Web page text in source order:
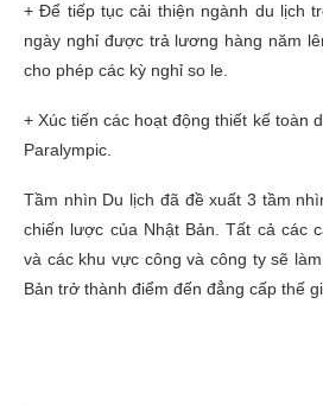
+ Để tiếp tục cải thiện ngành du lịch
ngày nghỉ được trả lương hàng năm
cho phép các kỳ nghỉ so le.
+ Xúc tiến các hoạt động thiết kế toàn
Paralympic.
Tầm nhìn Du lịch đã đề xuất 3 tầm
chiến lược của Nhật Bản. Tất cả các
và các khu vực công và công ty sẽ
Bản trở thành điểm đến đẳng cấp thế